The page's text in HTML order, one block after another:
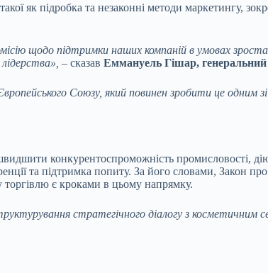
як підробка та незаконні методи маркетингу,
щодо підтримки наших компаній в умовах
– сказав Еммануель Гішар,
Союзу, який повинен зробити це одним зі
конкурентоспроможність промисловості,
та підтримка попиту. За його словами, Закон
торгівлю є кроками в цьому напрямку.
стратегічного діалогу з косметичним